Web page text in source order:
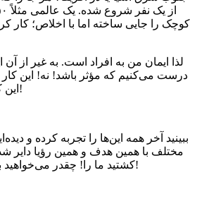
کوچک را جایی ساخته اما با اخلاص؛ کار
لذا ایمان من به افراد است. به غیر از آن
درست می‌کنیم که مؤثر باشد! نه! این کار
این کار را کردید و نتیجه نداد!
ببینید آخر همه این‌ها را تجربه کرده و
مختلف با همین هدف و همین رؤیا دایر
کشتید ما را! چقدر می‌خواهید باز هم سازمان بسازید؟!